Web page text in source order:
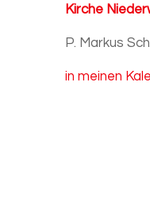
Kirche
P. Markus
in meinen